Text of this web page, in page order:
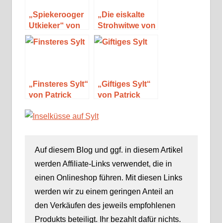
„Spiekerooger
Utkieker“ von
Ingrid Schmitz
„Die eiskalte
Strohwitwe von
Sylt“ von Dany
R. Wood
„Finsteres Sylt“
von Patrick
„Giftiges Sylt“
von Patrick
Auf diesem Blog und ggf. in diesem Artikel
werden Affiliate-Links verwendet, die in
einen Onlineshop führen. Mit diesen Links
werden wir zu einem geringen Anteil an
den Verkäufen des jeweils empfohlenen
Produkts beteiligt. Ihr bezahlt dafür nichts.